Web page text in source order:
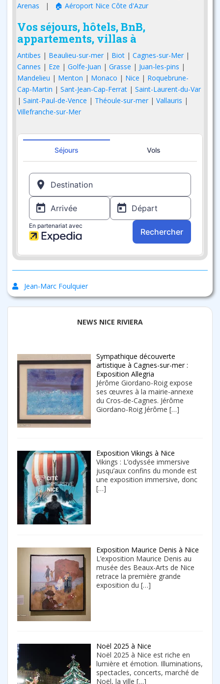
Arenas | 🏠 Aéroport Nice Côte d'Azur
Vos séjours, hôtels, BnB,
appartements, villas à
Antibes | Beaulieu-sur-mer | Biot | Cagnes-sur-Mer |
Cannes | Eze | Golfe-Juan | Grasse | Juan-les-pins |
Mandelieu | Menton | Monaco | Nice | Roquebrune-
Cap-Martin | Sant-Jean-Cap-Ferrat | Saint-Laurent-du-Var
| Saint-Paul-de-Vence | Théoule-sur-mer | Vallauris |
Villefranche-sur-Mer
Jean-Marc Foulquier
NEWS NICE RIVIERA
Sympathique découverte
artistique à Cagnes-sur-mer :
Exposition Allegria
Jérôme Giordano-Roig expose
ses œuvres à la mairie-annexe
du Cros-de-Cagnes. Jérôme
Giordano-Roig Jérôme […]
Exposition Vikings à Nice
Vikings : L’odyssée immersive
jusqu’aux confins du monde est
une exposition immersive, donc
[…]
Exposition Maurice Denis à Nice
L’exposition Maurice Denis au
musée des Beaux-Arts de Nice
retrace la première grande
exposition du […]
Noël 2025 à Nice
Noël 2025 à Nice est riche en
lumière et émotion. Illuminations,
spectacles, concerts, marché de
Noël, la ville […]